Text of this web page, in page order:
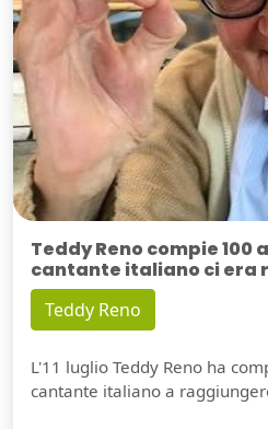
Teddy Reno compie 100
cantante italiano ci era
Teddy Reno
L'11 luglio Teddy Reno ha
cantante italiano a